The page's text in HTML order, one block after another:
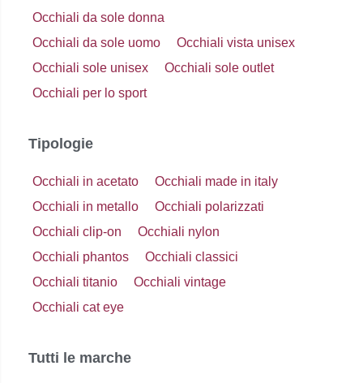
Occhiali da sole donna
Occhiali da sole uomo
Occhiali vista unisex
Occhiali sole unisex
Occhiali sole outlet
Occhiali per lo sport
Tipologie
Occhiali in acetato
Occhiali made in italy
Occhiali in metallo
Occhiali polarizzati
Occhiali clip-on
Occhiali nylon
Occhiali phantos
Occhiali classici
Occhiali titanio
Occhiali vintage
Occhiali cat eye
Tutti le marche